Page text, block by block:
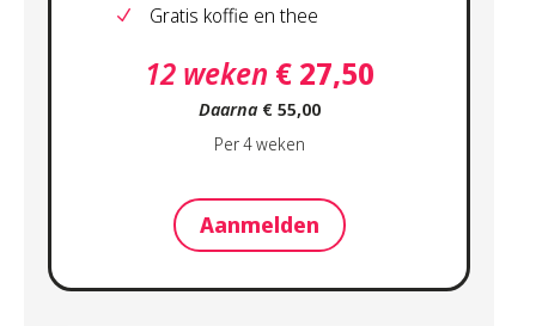
Gratis koffie en thee
12 weken € 27,50
Daarna€ 55,00
Per 4 weken
Aanmelden